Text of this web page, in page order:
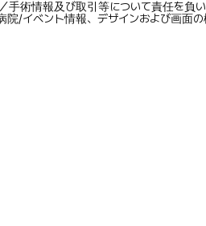
術情報及び取引等について責任を負い
/イベント情報、デザインおよび画面